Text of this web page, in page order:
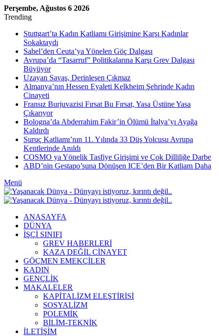
Perşembe, Ağustos 6 2026
Trending
Stuttgart’ta Kadın Katliamı Girişimine Karşı Kadınlar
Sokaktaydı
Sahel’den Ceuta’ya Yönelen Göç Dalgası
Avrupa’da “Tasarruf” Politikalarına Karşı Grev Dalgası
Büyüyor
Uzayan Savaş, Derinleşen Çıkmaz
Almanya’nın Hessen Eyaleti Kelkheim Şehrinde Kadın
Cinayeti
Fransız Burjuvazisi Fırsat Bu Fırsat, Yasa Üstüne Yasa
Çıkarıyor
Bologna’da Abderrahim Fakir’in Ölümü İtalya’yı Ayağa
Kaldırdı
Suruç Katliamı’nın 11. Yılında 33 Düş Yolcusu Avrupa
Kentlerinde Anıldı
COSMO ya Yönelik Tasfiye Girişimi ve Çok Dilliliğe Darbe
ABD’nin Gestapo’suna Dönüşen ICE’den Bir Katliam Daha
Menü
ANASAYFA
DÜNYA
İŞÇİ SINIFI
GREV HABERLERİ
KAZA DEĞİL CİNAYET
GÖÇMEN EMEKÇİLER
KADIN
GENÇLİK
MAKALELER
KAPİTALİZM ELEŞTİRİSİ
SOSYALİZM
POLEMİK
BİLİM-TEKNİK
ILETIŞIM